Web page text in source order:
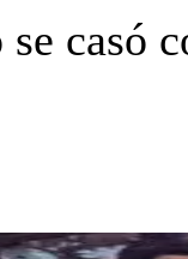
casó